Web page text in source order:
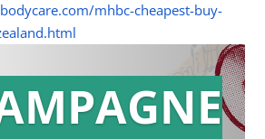
mhbc-cheapest-buy-